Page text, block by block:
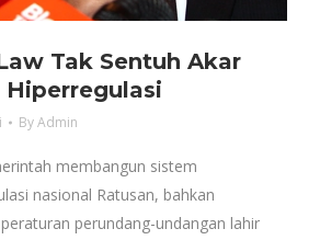
Tak Sentuh Akar
Hiperregulasi
ByAdmin
membangun sistem
nasional Ratusan, bahkan
perundang-undangan lahir